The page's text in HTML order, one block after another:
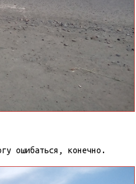
ошибаться, конечно.